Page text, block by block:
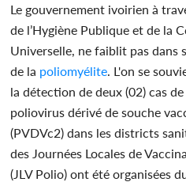
Le gouvernement ivoirien à
de l’Hygiène Publique et de la
Universelle, ne faiblit pas dans
de la poliomyélite. L'on se
la détection de deux (02) cas de
poliovirus dérivé de souche
(PVDVc2) dans les districts
des Journées Locales de
(JLV Polio) ont été organisées